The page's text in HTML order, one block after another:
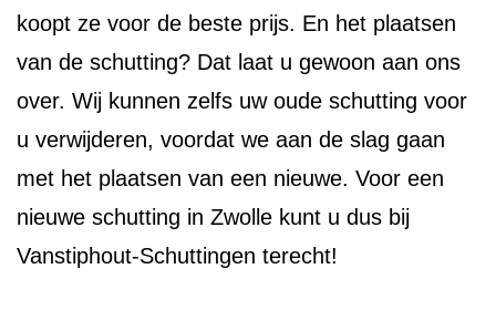
koopt ze voor de beste prijs. En het plaatsen
van de schutting? Dat laat u gewoon aan ons
over. Wij kunnen zelfs uw oude schutting voor
u verwijderen, voordat we aan de slag gaan
met het plaatsen van een nieuwe. Voor een
nieuwe schutting in Zwolle kunt u dus bij
Vanstiphout-Schuttingen terecht!